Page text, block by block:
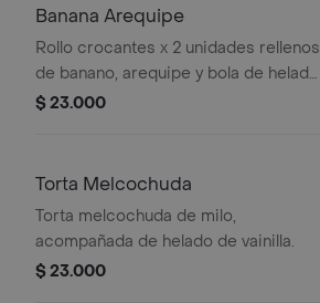
Banana Arequipe
Rollo crocantes x 2 unidades rellenos
de banano, arequipe y bola de helado
sabor a vainilla.
$ 23.000
Torta Melcochuda
Torta melcochuda de milo,
acompañada de helado de vainilla.
$ 23.000